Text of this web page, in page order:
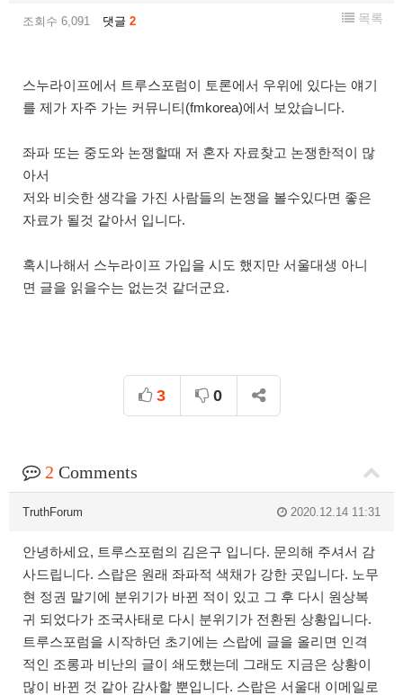
조회수 6,091 댓글 2 목록
스누라이프에서 트루스포럼이 토론에서 우위에 있다는 얘기
를 제가 자주 가는 커뮤니티(fmkorea)에서 보았습니다.
좌파 또는 중도와 논쟁할때 저 혼자 자료찾고 논쟁한적이 많
아서
저와 비슷한 생각을 가진 사람들의 논쟁을 볼수있다면 좋은
자료가 될것 같아서 입니다.
혹시나해서 스누라이프 가입을 시도 했지만 서울대생 아니
면 글을 읽을수는 없는것 같더군요.
3 0
2 Comments
TruthForum 2020.12.14 11:31
안녕하세요, 트루스포럼의 김은구 입니다. 문의해 주셔서 감
사드립니다. 스랍은 원래 좌파적 색채가 강한 곳입니다. 노무
현 정권 말기에 분위기가 바뀐 적이 있고 그 후 다시 원상복
귀 되었다가 조국사태로 다시 분위기가 전환된 상황입니다.
트루스포럼을 시작하던 초기에는 스랍에 글을 올리면 인격
적인 조롱과 비난의 글이 쇄도했는데 그래도 지금은 상황이
많이 바뀐 것 같아 감사할 뿐입니다. 스랍은 서울대 이메일로